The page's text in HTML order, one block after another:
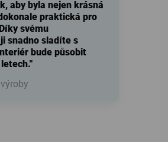
aby byla nejen krásná
praktická pro
svému
snadno sladíte s
bude působit